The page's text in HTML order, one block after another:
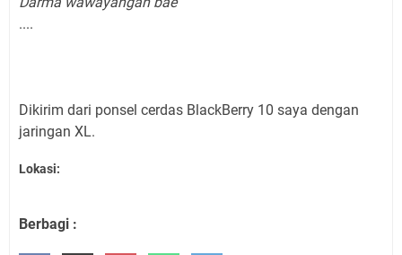
....
Dikirim dari ponsel cerdas BlackBerry 10 saya dengan
jaringan XL.
Lokasi:
Berbagi :